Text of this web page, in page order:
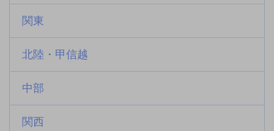
関東
北陸・甲信越
中部
関西